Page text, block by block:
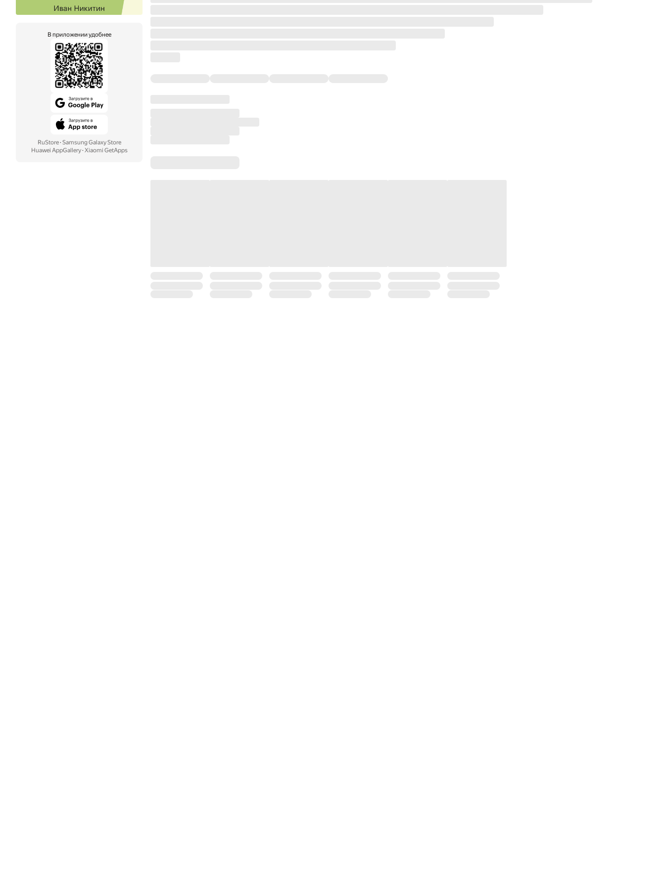
В приложении удобнее
RuStore· Samsung Galaxy Store
Huawei AppGallery· Xiaomi GetApps